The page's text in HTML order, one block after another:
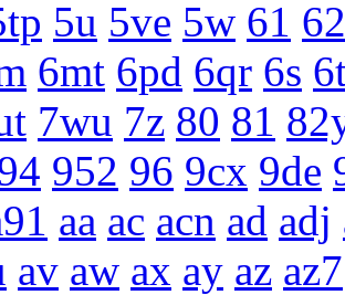
5u 5ve 5w 61 62
6mt 6pd 6qr 6s
7wu 7z 80 81
952 96 9cx 9de
aa ac acn ad adj
av aw ax ay az az7